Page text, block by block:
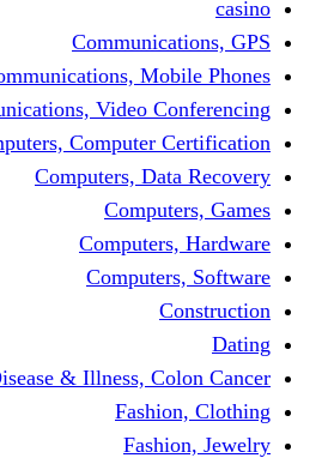
Communications,
Communications, Video
Computers, Computer
Computers,
Disease & Illness,